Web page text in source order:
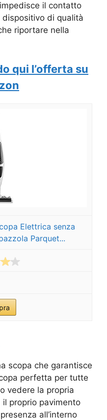
il contatto
di qualità
riportare nella
qui l’offerta su
Elettrica senza
Parquet...
scopa che garantisce
perfetta per tutte
vedere la propria
proprio pavimento
all’interno